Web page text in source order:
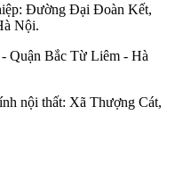
Đường Đại Đoàn Kết,
Nội.
Quận Bắc Từ Liêm - Hà
nội thất: Xã Thượng Cát,